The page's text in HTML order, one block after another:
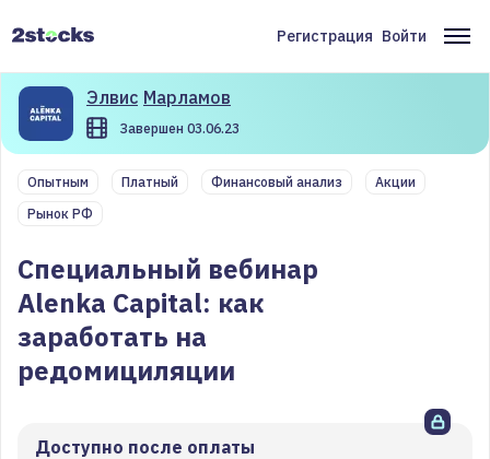
содержанию
Меню
пользователя
Регистрация Войти
Элвис Марламов
Завершен 03.06.23
Специальный вебинар
Alenka Capital: как
заработать на
редомициляции
Доступно после оплаты
Опытным Платный Финансовый анализ
Акции
Рынок РФ